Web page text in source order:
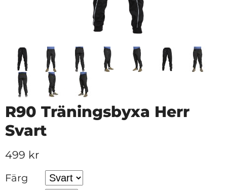
R90 Träningsbyxa Herr
Svart
499 kr
Färg